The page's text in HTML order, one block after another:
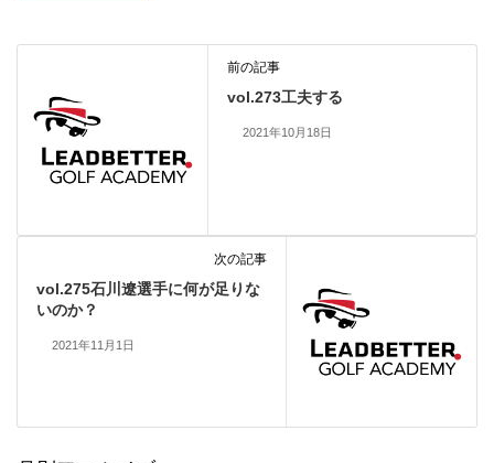
前の記事
vol.273工夫する
2021年10月18日
次の記事
vol.275石川遼選手に何が足りな
いのか？
2021年11月1日